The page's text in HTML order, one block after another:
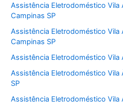
Assistência Eletrodoméstico Vila
Campinas SP
Assistência Eletrodoméstico Vila
Campinas SP
Assistência Eletrodoméstico Vila
Assistência Eletrodoméstico Vila
SP
Assistência Eletrodoméstico Vila